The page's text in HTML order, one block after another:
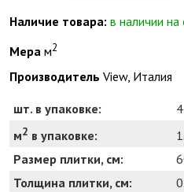
Наличие товара: в наличии на
Мера м2
Производитель View, Италия
шт. в упаковке:
4
м2 в упаковке:
Размер плитки, см:
Толщина плитки, см: